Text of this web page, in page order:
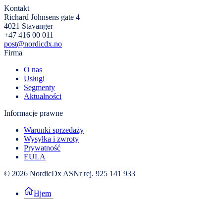
Kontakt
Richard Johnsens gate 4
4021 Stavanger
+47 416 00 011
post@nordicdx.no
Firma
O nas
Usługi
Segmenty
Aktualności
Informacje prawne
Warunki sprzedaży
Wysyłka i zwroty
Prywatność
EULA
© 2026 NordicDx ASNr rej. 925 141 933
Hjem